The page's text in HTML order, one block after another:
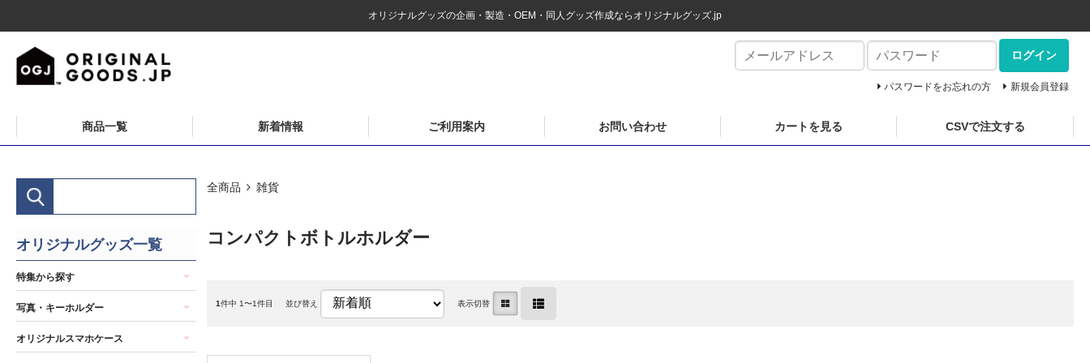
オリジナルグッズの企画・製造・OEM・同人グッズ作成ならオリジナルグッズ.jp
ログイン
パスワードをお忘れの方 新規会員登録
商品一覧 新着情報 ご利用案内 お問い合わせ カートを見る CSVで注文する
全商品 雑貨
コンパクトボトルホルダー
1件中 1〜1件目 並び替え 表示切替
オリジナルグッズ一覧
特集から探す
写真・キーホルダー
オリジナルスマホケース